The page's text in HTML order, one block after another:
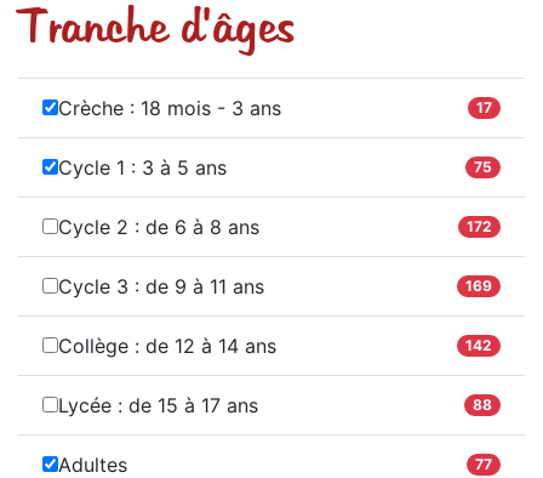
Tranche d'âges
Crèche : 18 mois - 3 ans 17
Cycle 1 : 3 à 5 ans 75
Cycle 2 : de 6 à 8 ans 172
Cycle 3 : de 9 à 11 ans 169
Collège : de 12 à 14 ans 142
Lycée : de 15 à 17 ans 88
Adultes 77